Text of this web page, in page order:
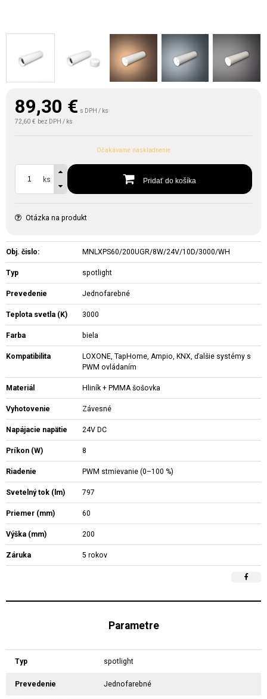
89,30 € s DPH / ks
72,60 € bez DPH / ks
Očakávame naskladnenie
ks Pridať do košíka
Otázka na produkt
Obj. čislo: MNLXPS60/200UGR/8W/24V/10D/3000/WH
Typ spotlight
Prevedenie Jednofarebné
Teplota svetla (K) 3000
Farba biela
Kompatibilita
LOXONE, TapHome, Ampio, KNX, ďalšie systémy s
PWM ovládaním
Materiál Hliník + PMMA šošovka
Vyhotovenie Závesné
Napájacie napätie 24V DC
Príkon (W) 8
Riadenie PWM stmievanie (0–100 %)
Svetelný tok (lm) 797
Priemer (mm) 60
Výška (mm) 200
Záruka 5 rokov
Parametre
Typ spotlight
Prevedenie Jednofarebné